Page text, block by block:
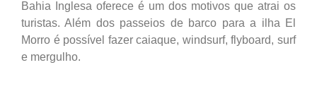
Bahia Inglesa oferece é um dos motivos que atrai os
turistas. Além dos passeios de barco para a ilha El
Morro é possível fazer caiaque, windsurf, flyboard, surf
e mergulho.